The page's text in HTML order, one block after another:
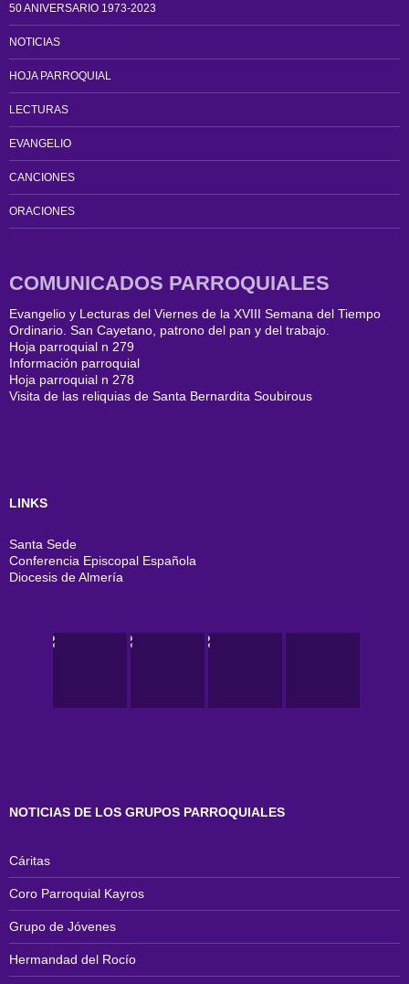
50 ANIVERSARIO 1973-2023
NOTICIAS
HOJA PARROQUIAL
LECTURAS
EVANGELIO
CANCIONES
ORACIONES
COMUNICADOS PARROQUIALES
Evangelio y Lecturas del Viernes de la XVIII Semana del Tiempo
Ordinario. San Cayetano, patrono del pan y del trabajo.
Hoja parroquial n 279
Información parroquial
Hoja parroquial n 278
Visita de las reliquias de Santa Bernardita Soubirous
LINKS
Santa Sede
Conferencia Episcopal Española
Diocesis de Almería
NOTICIAS DE LOS GRUPOS PARROQUIALES
Cáritas
Coro Parroquial Kayros
Grupo de Jóvenes
Hermandad del Rocío